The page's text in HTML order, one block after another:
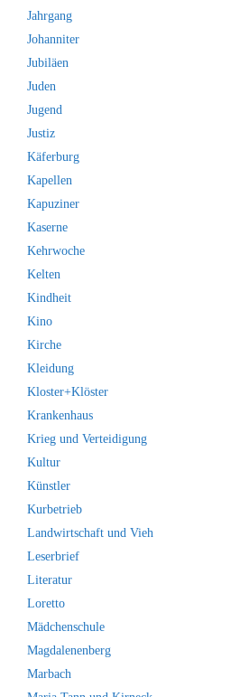
Jahrgang
Johanniter
Jubiläen
Juden
Jugend
Justiz
Käferburg
Kapellen
Kapuziner
Kaserne
Kehrwoche
Kelten
Kindheit
Kino
Kirche
Kleidung
Kloster+Klöster
Krankenhaus
Krieg und Verteidigung
Kultur
Künstler
Kurbetrieb
Landwirtschaft und Vieh
Leserbrief
Literatur
Loretto
Mädchenschule
Magdalenenberg
Marbach